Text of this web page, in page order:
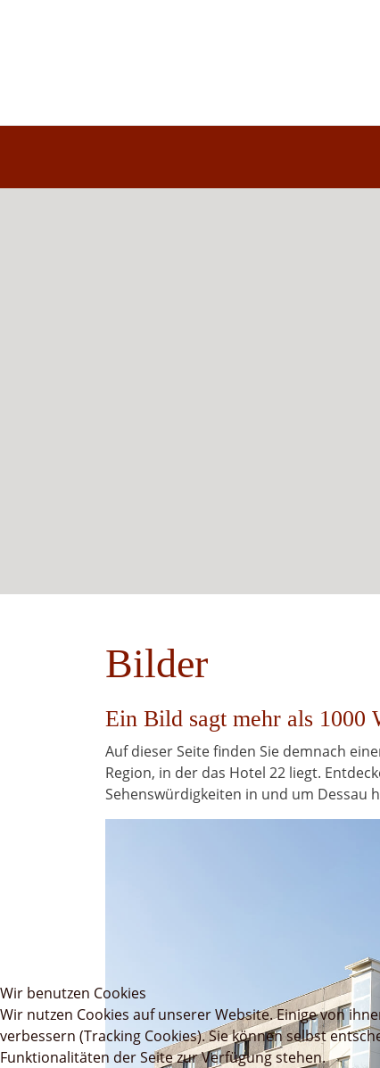
Bilder
Ein Bild sagt mehr als 1000
Auf dieser Seite finden Sie demnach
Region, in der das Hotel 22 liegt.
Sehenswürdigkeiten in und um Dessau
Wir benutzen Cookies
Wir nutzen Cookies auf unserer Website. Einige von
verbessern (Tracking Cookies). Sie können selbst
Funktionalitäten der Seite zur Verfügung stehen.